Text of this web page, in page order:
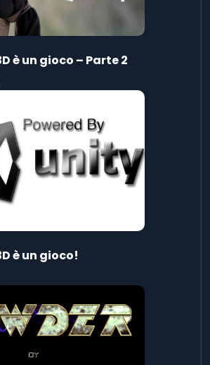
è un gioco – Parte 2
è un gioco!